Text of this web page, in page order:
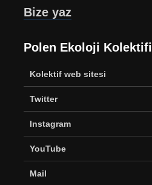
Bize yaz
Polen Ekoloji Kolektifi
Kolektif web sitesi
Twitter
Instagram
YouTube
Mail